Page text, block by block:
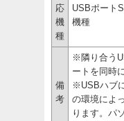
応
機
種
USBポート
機種
備
考
※隣り合う
ートを同時
※USBハブ
の環境によ
ります。パ